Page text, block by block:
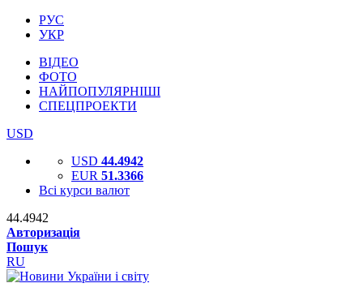
РУС
УКР
ВІДЕО
ФОТО
НАЙПОПУЛЯРНІШІ
СПЕЦПРОЕКТИ
USD
USD 44.4942
EUR 51.3366
Всі курси валют
44.4942
Авторизація
Пошук
RU